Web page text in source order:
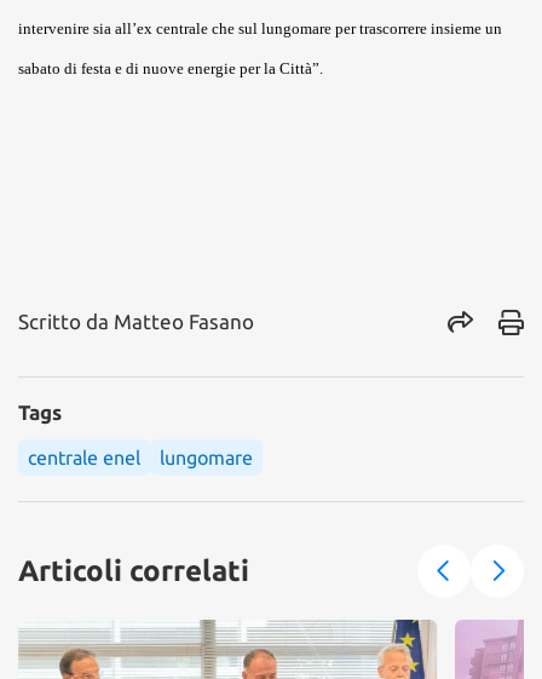
intervenire sia all’ex centrale che sul lungomare per trascorrere insieme un
sabato di festa e di nuove energie per la Città”.
Scritto da Matteo Fasano
Tags
centrale enel lungomare
Articoli correlati